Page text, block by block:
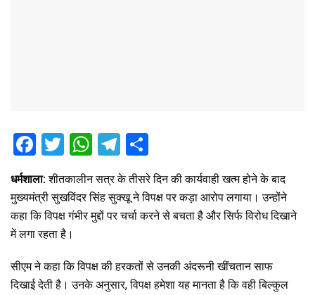
F
ce
b
o
o
k
T
wi
tt
er
W
at
s
p
p
T
el
e
gr
m
h
ar
e
धर्मशाला:शीतकालीन सत्र के तीसरे दिन की कार्यवाही खत्म होने के बाद
मुख्यमंत्री सुखविंदर सिंह सुक्खू ने विपक्ष पर कड़ा आरोप लगाया। उन्होंने
कहा कि विपक्ष गंभीर मुद्दों पर चर्चा करने से बचता है और सिर्फ विरोध दिखाने
में लगा रहता है।
सीएम ने कहा कि विपक्ष की हरकतों से उनकी अंदरूनी खींचतान साफ
दिखाई देती है। उनके अनुसार, विपक्ष हमेशा यह मानता है कि वही बिल्कुल